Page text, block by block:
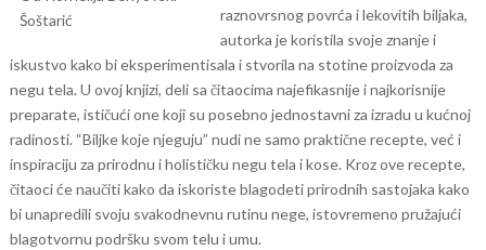
raznovrsnog povrća i lekovitih biljaka,
autorka je koristila svoje znanje i
iskustvo kako bi eksperimentisala i stvorila na stotine proizvoda za
negu tela. U ovoj knjizi, deli sa čitaocima najefikasnije i najkorisnije
preparate, ističući one koji su posebno jednostavni za izradu u kućnoj
radinosti. “Biljke koje njeguju” nudi ne samo praktične recepte, već i
inspiraciju za prirodnu i holističku negu tela i kose. Kroz ove recepte,
čitaoci će naučiti kako da iskoriste blagodeti prirodnih sastojaka kako
bi unapredili svoju svakodnevnu rutinu nege, istovremeno pružajući
blagotvornu podršku svom telu i umu.